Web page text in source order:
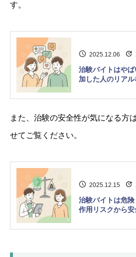
す。
2025.12.06
治験バイトはや
加した人のリア
また、治験の安全性が気になる方
せてご覧ください。
2025.12.15
治験バイトは危
作用リスクから